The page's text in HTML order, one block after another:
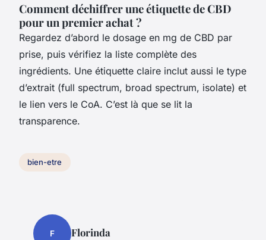
Comment déchiffrer une étiquette de CBD
pour un premier achat ?
Regardez d’abord le dosage en mg de CBD par
prise, puis vérifiez la liste complète des
ingrédients. Une étiquette claire inclut aussi le type
d’extrait (full spectrum, broad spectrum, isolate) et
le lien vers le CoA. C’est là que se lit la
transparence.
bien-etre
F Florinda